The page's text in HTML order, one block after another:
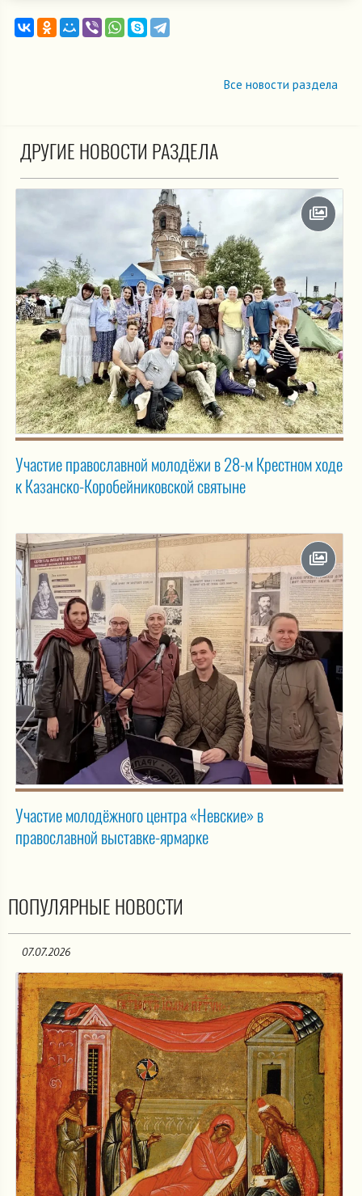
Все новости раздела
ДРУГИЕ НОВОСТИ РАЗДЕЛА
Участие православной молодёжи в 28-м Крестном ходе
к Казанско-Коробейниковской святыне
Участие молодёжного центра «Невские» в
православной выставке-ярмарке
ПОПУЛЯРНЫЕ НОВОСТИ
07.07.2026